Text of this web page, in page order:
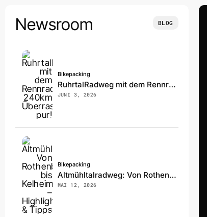
contentNewsroom BLOG
Bikepacking
RuhrtalRadweg mit dem Rennrad: 240km Überraschung pur!
JUNI 3, 2026
Bikepacking
Altmühltalradweg: Von Rothenburg bis Kelheim – Highlights & Tipps
MAI 12, 2026